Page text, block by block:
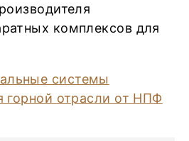
комплексов для